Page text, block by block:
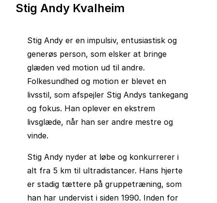
Stig Andy Kvalheim
Stig Andy er en impulsiv, entusiastisk og
generøs person, som elsker at bringe
glæden ved motion ud til andre.
Folkesundhed og motion er blevet en
livsstil, som afspejler Stig Andys tankegang
og fokus. Han oplever en ekstrem
livsglæde, når han ser andre mestre og
vinde.
Stig Andy nyder at løbe og konkurrerer i
alt fra 5 km til ultradistancer. Hans hjerte
er stadig tættere på gruppetræning, som
han har undervist i siden 1990. Inden for